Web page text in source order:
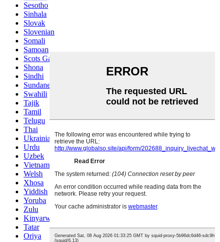
Sesotho
Sinhala
Slovak
Slovenian
Somali
Samoan
Scots Gaelic
Shona
Sindhi
Sundanese
Swahili
Tajik
Tamil
Telugu
Thai
Ukrainian
Urdu
Uzbek
Vietnamese
Welsh
Xhosa
Yiddish
Yoruba
Zulu
Kinyarwanda
Tatar
Oriya